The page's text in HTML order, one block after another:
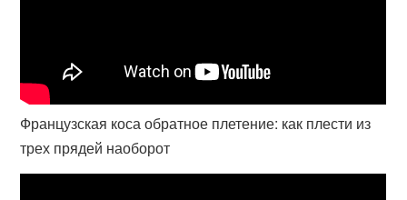
Французская коса обратное плетение: как плести из
трех прядей наоборот